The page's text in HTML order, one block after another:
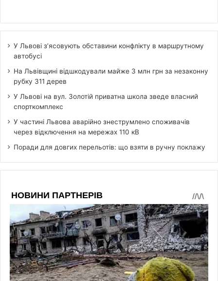
У Львові з’ясовують обставини конфлікту в маршрутному
автобусі
На Львівщині відшкодували майже 3 млн грн за незаконну
рубку 311 дерев
У Львові на вул. Золотій приватна школа зведе власний
спорткомплекс
У частині Львова аварійно знеструмлено споживачів
через відключення на мережах 110 кВ
Поради для довгих перельотів: що взяти в ручну поклажу